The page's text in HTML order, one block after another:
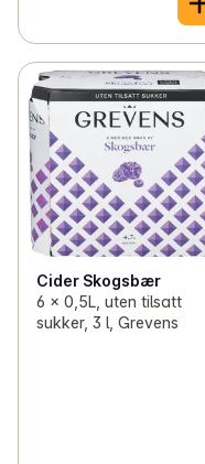
Cider Skogsbær
6 x 0,5L, uten tilsatt
sukker, 3 l, Grevens